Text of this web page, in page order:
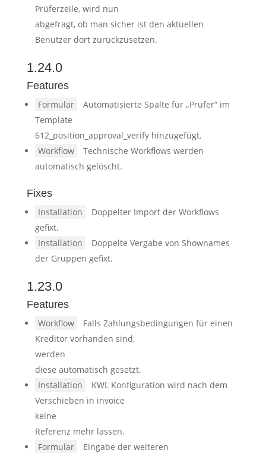
Prüferzeile, wird nun
abgefragt, ob man sicher ist den aktuellen
Benutzer dort zurückzusetzen.
1.24.0
Features
Formular
Automatisierte Spalte für „Prüfer“ im
Template
612_position_approval_verify hinzugefügt.
Workflow
Technische Workflows werden
automatisch gelöscht.
Fixes
Installation
Doppelter Import der Workflows
gefixt.
Installation
Doppelte Vergabe von Shownames
der Gruppen gefixt.
1.23.0
Features
Workflow
Falls Zahlungsbedingungen für einen
Kreditor vorhanden sind,
werden
diese automatisch gesetzt.
Installation
KWL Konfiguration wird nach dem
Verschieben in invoice
keine
Referenz mehr lassen.
Formular
Eingabe der weiteren